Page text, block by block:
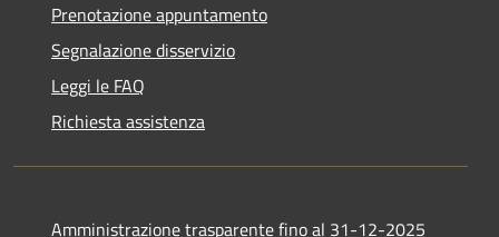
Prenotazione appuntamento
Segnalazione disservizio
Leggi le FAQ
Richiesta assistenza
Amministrazione trasparente fino al 31-12-2025